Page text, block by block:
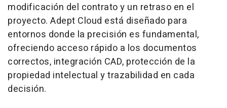
modificación del contrato y un retraso en el
proyecto. Adept Cloud está diseñado para
entornos donde la precisión es fundamental,
ofreciendo acceso rápido a los documentos
correctos, integración CAD, protección de la
propiedad intelectual y trazabilidad en cada
decisión.